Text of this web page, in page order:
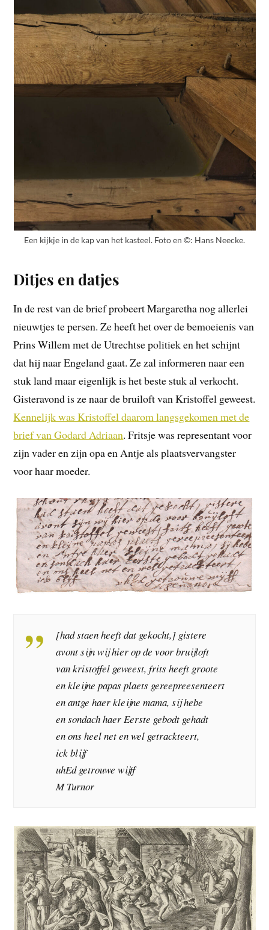
Een kijkje in de kap van het kasteel. Foto en ©: Hans Neecke.
Ditjes en datjes
In de rest van de brief probeert Margaretha nog allerlei
nieuwtjes te persen. Ze heeft het over de bemoeienis van
Prins Willem met de Utrechtse politiek en het schijnt
dat hij naar Engeland gaat. Ze zal informeren naar een
stuk land maar eigenlijk is het beste stuk al verkocht.
Gisteravond is ze naar de bruiloft van Kristoffel geweest.
Kennelijk was Kristoffel daarom langsgekomen met de
brief van Godard Adriaan. Fritsje was representant voor
zijn vader en zijn opa en Antje als plaatsvervangster
voor haar moeder.
[had staen heeft dat gekocht,] gistere
avont sijn wij hier op de voor bruijloft
van kristoffel geweest, frits heeft groote
en kleijne papas plaets gereepreesenteert
en antge haer kleijne mama, sij hebe
en sondach haer Eerste gebodt gehadt
en ons heel net en wel getrackteert,
ick blijf
uhEd getrouwe wijff
M Turnor